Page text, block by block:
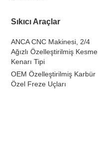
Sıkıcı Araçlar
ANCA CNC Makinesi, 2/4
Ağızlı Özelleştirilmiş Kesme
Kenarı Tipi
OEM Özelleştirilmiş Karbür
Özel Freze Uçları